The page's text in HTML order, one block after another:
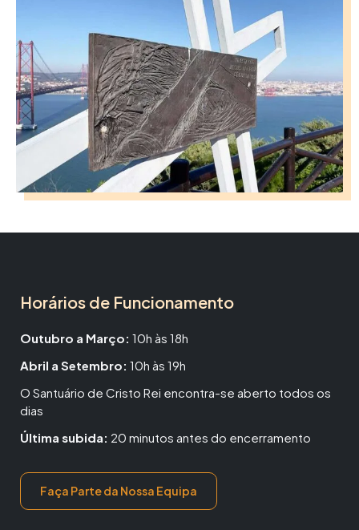
Horários de Funcionamento
Outubro a Março: 10h às 18h
Abril a Setembro: 10h às 19h
O Santuário de Cristo Rei encontra-se aberto todos os
dias
Última subida: 20 minutos antes do encerramento
Faça Parte da Nossa Equipa